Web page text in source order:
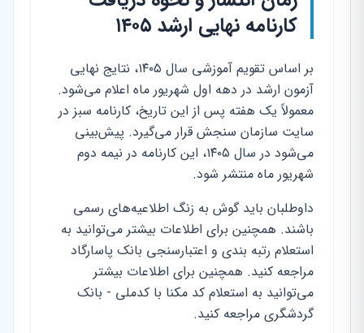
کارنامه نهایی ارشد ۱۴۰۵
بر اساس تقویم آموزشی سال ۱۴۰۵، نتایج نهایی
آزمون ارشد در دهه اول شهریور ماه اعلام می‌شود.
معمولاً یک هفته پس از این تاریخ، کارنامه سبز در
سایت سازمان سنجش قرار می‌گیرد. پیش‌بینی
می‌شود در سال ۱۴۰۵، این کارنامه در نیمه دوم
شهریور ماه منتشر شود.
داوطلبان باید گوش به زنگ اطلاعیه‌های رسمی
باشند. همچنین برای اطلاعات بیشتر می‌توانید به
استعلام رتبه بندی و اعتبارسنجی بانک پاسارگاد
مراجعه کنید. همچنین برای اطلاعات بیشتر
می‌توانید به استعلام کد مکنا با کدملی - بانک
گردشگری مراجعه کنید.